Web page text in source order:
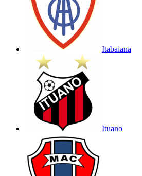
Itabaiana
Ituano